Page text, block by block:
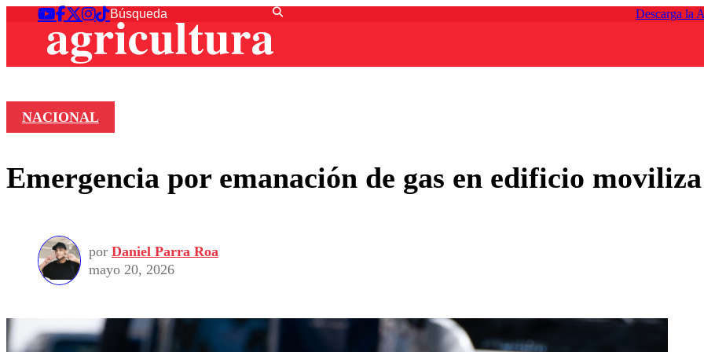
Descarga la
NACIONAL
Emergencia por emanación de gas en edificio
por Daniel Parra Roa
mayo 20, 2026